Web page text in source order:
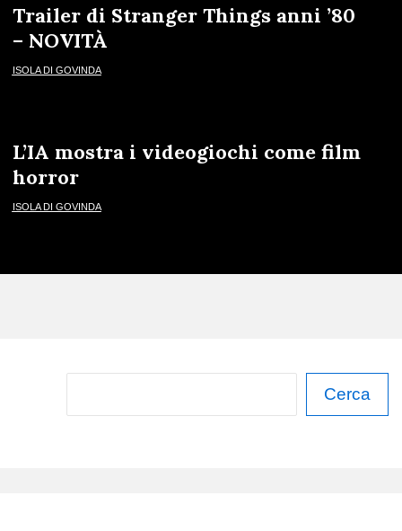
Trailer di Stranger Things anni ’80
– NOVITÀ
ISOLA DI GOVINDA
L’IA mostra i videogiochi come film
horror
ISOLA DI GOVINDA
Cerca